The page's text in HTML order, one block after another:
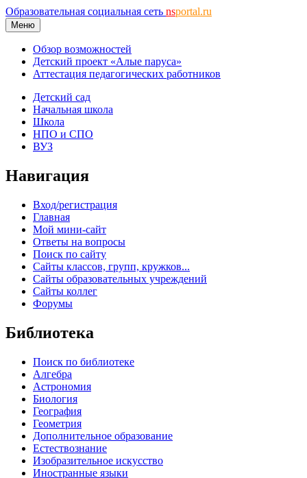
Образовательная социальная сеть nsportal.ru
Меню
Обзор возможностей
Детский проект «Алые паруса»
Аттестация педагогических работников
Детский сад
Начальная школа
Школа
НПО и СПО
ВУЗ
Навигация
Вход/регистрация
Главная
Мой мини-сайт
Ответы на вопросы
Поиск по сайту
Сайты классов, групп, кружков...
Сайты образовательных учреждений
Сайты коллег
Форумы
Библиотека
Поиск по библиотеке
Алгебра
Астрономия
Биология
География
Геометрия
Дополнительное образование
Естествознание
Изобразительное искусство
Иностранные языки